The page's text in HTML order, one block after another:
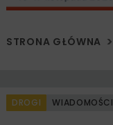
STRONA GŁÓWNA
DROGI WIADOMOŚCI